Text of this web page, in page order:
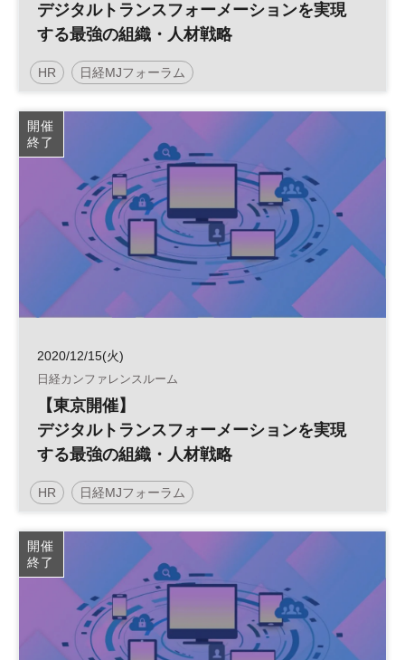
デジタルトランスフォーメーションを実現
する最強の組織・人材戦略
HR 日経MJフォーラム
デジタルトランスフォーメーション 人事 人材
組織 参加無料
開催
終了
2020/12/15(火)
日経カンファレンスルーム
【東京開催】
デジタルトランスフォーメーションを実現
する最強の組織・人材戦略
HR 日経MJフォーラム
デジタルトランスフォーメーション 人事 人材
組織 参加無料
開催
終了